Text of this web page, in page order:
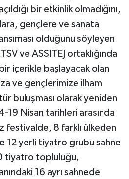
bir etkinlik olmadığını,
gençlere ve sanata
olduğunu söyleyen
ve ASSITEJ ortaklığında
içerikle başlayacak olan
ve gençlerimize ilham
buluşması olarak yeniden
19 Nisan tarihleri arasında
festivalde, 8 farklı ülkeden
12 yerli tiyatro grubu sahne
tiyatro topluluğu,
16 ayrı sahnede